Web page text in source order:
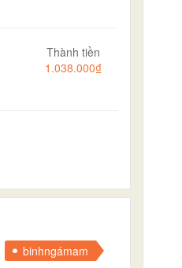
Thành tiền
1.038.000₫
binhngámam